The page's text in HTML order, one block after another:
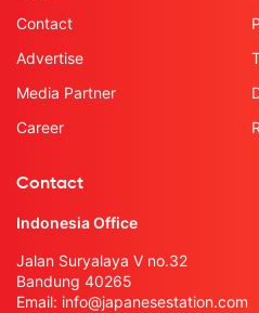
Contact
Advertise
Media Partner
Career
Contact
Indonesia Office
Jalan Suryalaya V no.32
Bandung 40265
Email: info@japanesestation.com